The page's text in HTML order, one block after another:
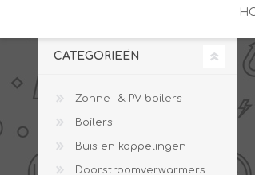
CATEGORIEËN
Zonne- & PV-boilers
Boilers
Buis en koppelingen
Doorstroomverwarmers